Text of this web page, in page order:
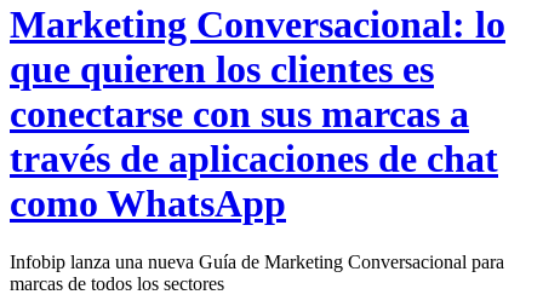
Marketing Conversacional: lo
que quieren los clientes es
conectarse con sus marcas a
través de aplicaciones de chat
como WhatsApp
Infobip lanza una nueva Guía de Marketing Conversacional para
marcas de todos los sectores